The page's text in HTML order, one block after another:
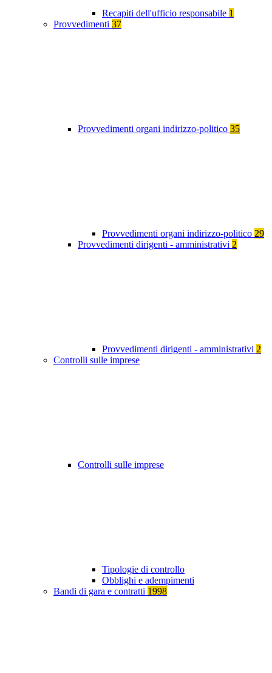
Recapiti dell'ufficio responsabile 1
Provvedimenti 37
Provvedimenti organi indirizzo-politico 35
Provvedimenti organi indirizzo-politico 29
Provvedimenti dirigenti - amministrativi 2
Provvedimenti dirigenti - amministrativi 2
Controlli sulle imprese
Controlli sulle imprese
Tipologie di controllo
Obblighi e adempimenti
Bandi di gara e contratti 1998